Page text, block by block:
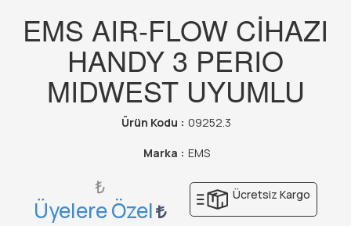
EMS AIR-FLOW CİHAZI
HANDY 3 PERIO
MIDWEST UYUMLU
Ürün Kodu : 09252.3
Marka : EMS
₺
Üyelere Özel
Ücretsiz Kargo